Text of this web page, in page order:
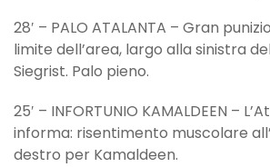
28′ – PALO ATALANTA – Gran
limite dell’area, largo alla sinistra
Siegrist. Palo pieno.
25′ – INFORTUNIO KAMALDEEN –
informa: risentimento muscolare
destro per Kamaldeen.